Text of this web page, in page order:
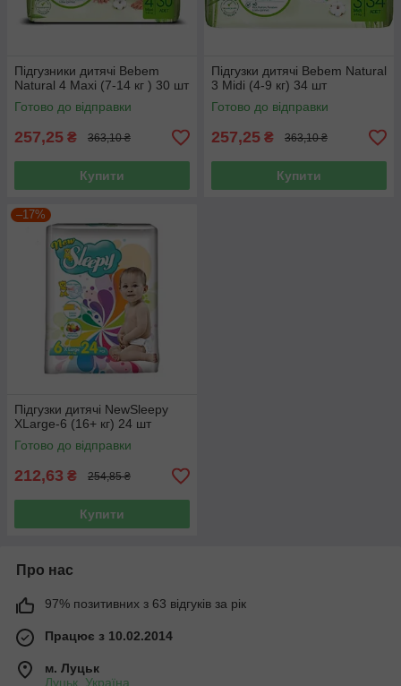
Підгузники дитячі Bebem
Natural 4 Maxi (7-14 кг ) 30 шт
Готово до відправки
257,25 ₴ 363,10 ₴
Купити
Підгузки дитячі Bebem Natural
3 Midi (4-9 кг) 34 шт
Готово до відправки
257,25 ₴ 363,10 ₴
Купити
–17%
Підгузки дитячі NewSleepy
XLarge-6 (16+ кг) 24 шт
Готово до відправки
212,63 ₴ 254,85 ₴
Купити
Про нас
97% позитивних з 63 відгуків за рік
Працює з 10.02.2014
м. Луцьк
Луцьк, Україна